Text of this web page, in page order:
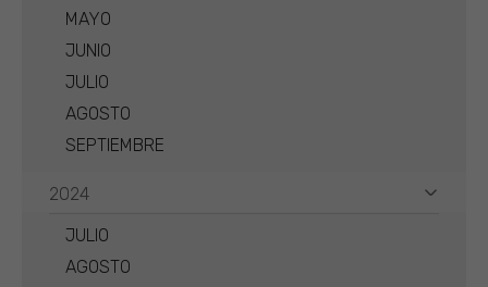
MAYO
JUNIO
JULIO
AGOSTO
SEPTIEMBRE
2024
JULIO
AGOSTO